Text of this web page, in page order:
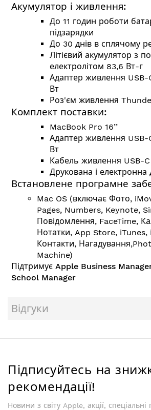
Акумулятор і живлення:
До 11 годин роботи
підзарядки
До 30 днів в сплячому
Літієвий акумулятор з
електролітом 83,6 Вт-г
Адаптер живлення USB-
Вт
Роз'єм живлення
Комплект поставки:
MacBook Pro 16’’
Адаптер живлення USB-
Вт
Кабель живлення USB-
Друкована і електронна
Встановлене програмне
Mac OS (включає Фото,
Pages, Numbers, Keynote,
Повідомлення, FaceTime,
Нотатки, App Store, iTunes,
Контакти,
Machine)
Підтримує Apple Business
School Manager
Відгуки
Підписуйтесь на
рекомендації!
Новини з світу Apple, акції, спеціальні